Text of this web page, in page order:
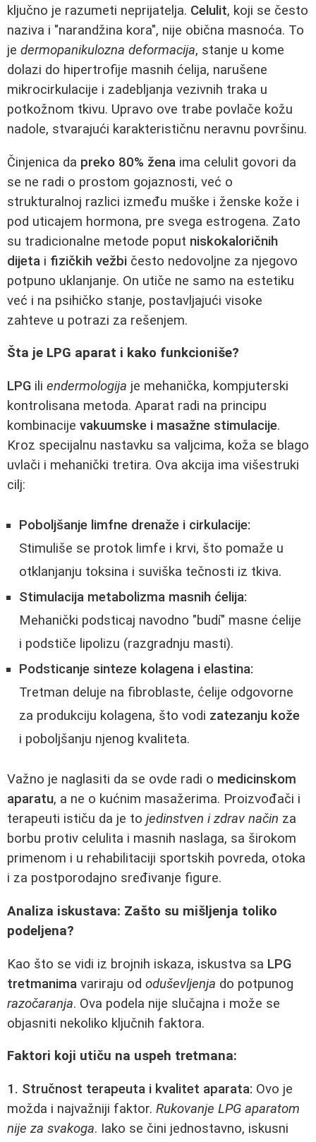
ključno je razumeti neprijatelja. Celulit, koji se često
naziva i "narandžina kora", nije obična masnoća. To
je dermopanikulozna deformacija, stanje u kome
dolazi do hipertrofije masnih ćelija, narušene
mikrocirkulacije i zadebljanja vezivnih traka u
potkožnom tkivu. Upravo ove trabe povlače kožu
nadole, stvarajući karakterističnu neravnu površinu.
Činjenica da preko 80% žena ima celulit govori da
se ne radi o prostom gojaznosti, već o
strukturalnoj razlici između muške i ženske kože i
pod uticajem hormona, pre svega estrogena. Zato
su tradicionalne metode poput niskokaloričnih
dijeta i fizičkih vežbi često nedovoljne za njegovo
potpuno uklanjanje. On utiče ne samo na estetiku
već i na psihičko stanje, postavljajući visoke
zahteve u potrazi za rešenjem.
Šta je LPG aparat i kako funkcioniše?
LPG ili endermologija je mehanička, kompjuterski
kontrolisana metoda. Aparat radi na principu
kombinacije vakuumske i masažne stimulacije.
Kroz specijalnu nastavku sa valjcima, koža se blago
uvlači i mehanički tretira. Ova akcija ima višestruki
cilj:
Poboljšanje limfne drenaže i cirkulacije:
Stimuliše se protok limfe i krvi, što pomaže u
otklanjanju toksina i suviška tečnosti iz tkiva.
Stimulacija metabolizma masnih ćelija:
Mehanički podsticaj navodno "budí" masne ćelije
i podstiče lipolizu (razgradnju masti).
Podsticanje sinteze kolagena i elastina:
Tretman deluje na fibroblaste, ćelije odgovorne
za produkciju kolagena, što vodi zatezanju kože
i poboljšanju njenog kvaliteta.
Važno je naglasiti da se ovde radi o medicinskom
aparatu, a ne o kućnim masažerima. Proizvođači i
terapeuti ističu da je to jedinstven i zdrav način za
borbu protiv celulita i masnih naslaga, sa širokom
primenom i u rehabilitaciji sportskih povreda, otoka
i za postporodajno sređivanje figure.
Analiza iskustava: Zašto su mišljenja toliko
podeljena?
Kao što se vidi iz brojnih iskaza, iskustva sa LPG
tretmanima variraju od oduševljenja do potpunog
razočaranja. Ova podela nije slučajna i može se
objasniti nekoliko ključnih faktora.
Faktori koji utiču na uspeh tretmana:
1. Stručnost terapeuta i kvalitet aparata: Ovo je
možda i najvažniji faktor. Rukovanje LPG aparatom
nije za svakoga. Iako se čini jednostavno, iskusni